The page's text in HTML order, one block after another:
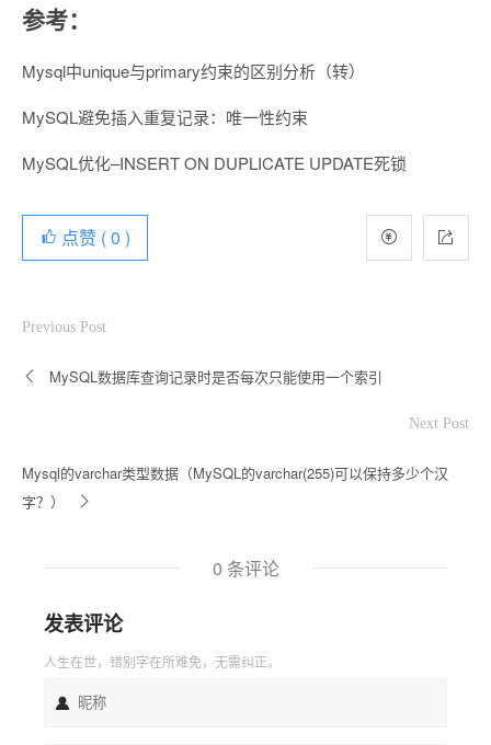
参考：
Mysql中unique与primary约束的区别分析（转）
MySQL避免插入重复记录：唯一性约束
MySQL优化–INSERT ON DUPLICATE UPDATE死锁
点赞 (0 )
Previous Post
MySQL数据库查询记录时是否每次只能使用一个索引
Next Post
Mysql的varchar类型数据（MySQL的varchar(255)可以保持多少个汉
字？）
0 条评论
发表评论
人生在世，错别字在所难免，无需纠正。